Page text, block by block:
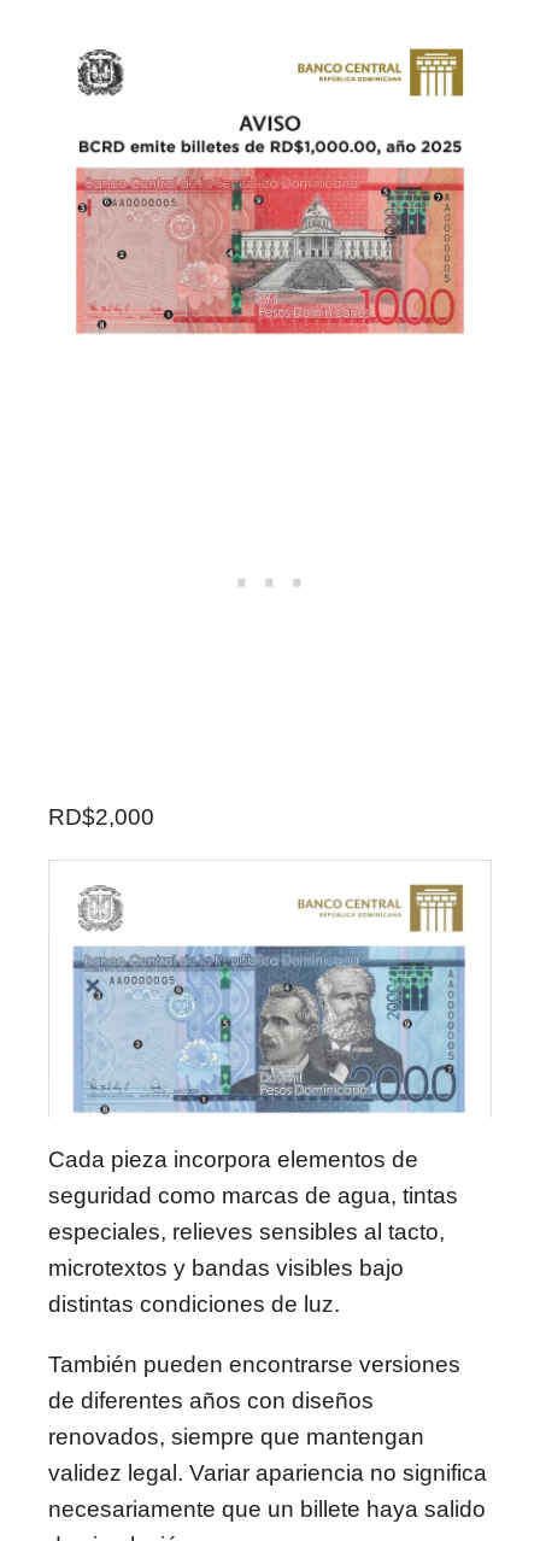
RD$2,000
Cada pieza incorpora elementos de
seguridad como marcas de agua, tintas
especiales, relieves sensibles al tacto,
microtextos y bandas visibles bajo
distintas condiciones de luz.
También pueden encontrarse versiones
de diferentes años con diseños
renovados, siempre que mantengan
validez legal. Variar apariencia no significa
necesariamente que un billete haya salido